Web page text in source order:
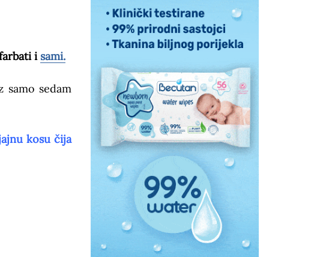
i sami.
sedam
kosu čija